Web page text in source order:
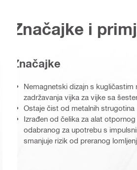
Značajke i
Značajke
Nemagnetski dizajn s kugličastim
zadržavanja vijka za vijke sa
Ostaje čist od metalnih strugotina
Izrađen od čelika za alat otpornog
odabranog za upotrebu s
smanjuje rizik od preranog